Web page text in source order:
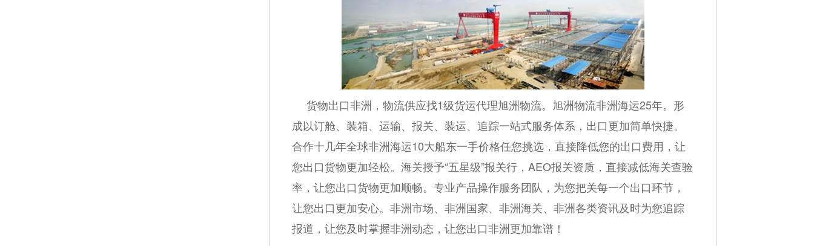
货物出口非洲，物流供应找1级货运代理旭洲物流。旭洲物流非洲海运25年。形
成以订舱、装箱、运输、报关、装运、追踪一站式服务体系，出口更加简单快捷。
合作十几年全球非洲海运10大船东一手价格任您挑选，直接降低您的出口费用，让
您出口货物更加轻松。海关授予“五星级”报关行，AEO报关资质，直接减低海关查验
率，让您出口货物更加顺畅。专业产品操作服务团队，为您把关每一个出口环节，
让您出口更加安心。非洲市场、非洲国家、非洲海关、非洲各类资讯及时为您追踪
报道，让您及时掌握非洲动态，让您出口非洲更加靠谱！